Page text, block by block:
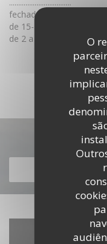
O
fechado
de 15-31 novembro
de 2 a 15 de Janeiro de